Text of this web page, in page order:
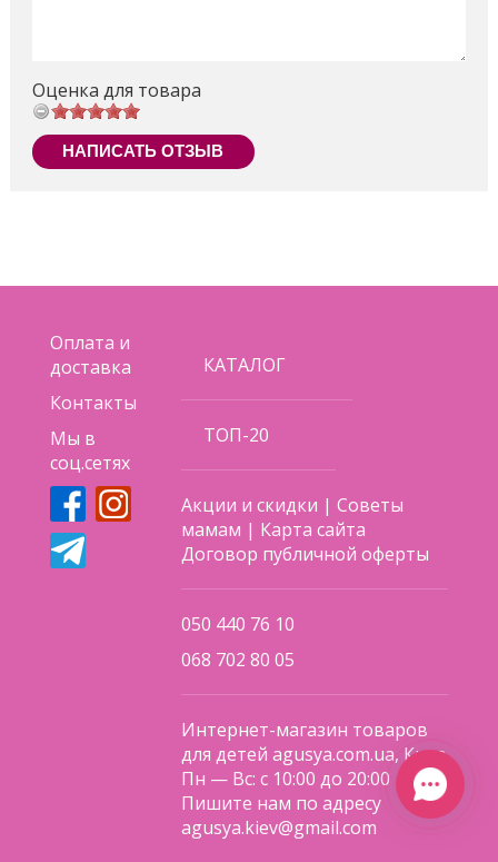
Оценка для товара
НАПИСАТЬ ОТЗЫВ
Оплата и
доставка
Контакты
Мы в
соц.сетях
КАТАЛОГ
ТОП-20
Акции и скидки |Советы
мамам | Карта сайта
Договор публичной оферты
050 440 76 10
068 702 80 05
Интернет-магазин товаров
для детей agusya.com.ua, Киев
Пн — Вс: с 10:00 до 20:00
Пишите нам по адресу
agusya.kiev@gmail.com